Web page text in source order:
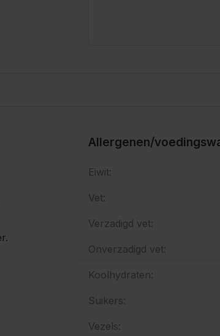
Allergenen/
Eiwit:
Vet:
Verzadigd vet:
Onverzadigd vet:
Koolhydraten:
Suikers:
Vezels: